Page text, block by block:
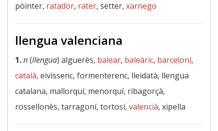
pòinter, ratador, rater, setter, xarnego
llengua valenciana
1.n(llengua) alguerès, balear, baleàric, barceloní,
català, eivissenc, formenterenc, lleidatà, llengua
catalana, mallorquí, menorquí, ribagorçà,
rossellonès, tarragoní, tortosí, valencià, xipella